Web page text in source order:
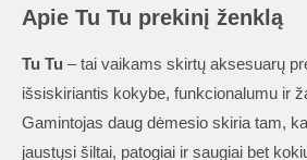
Apie Tu Tu prekinį ženklą
Tu Tu – tai vaikams skirtų aksesuarų
išsiskiriantis kokybe, funkcionalumu ir
Gamintojas daug dėmesio skiria tam,
jaustųsi šiltai, patogiai ir saugiai bet